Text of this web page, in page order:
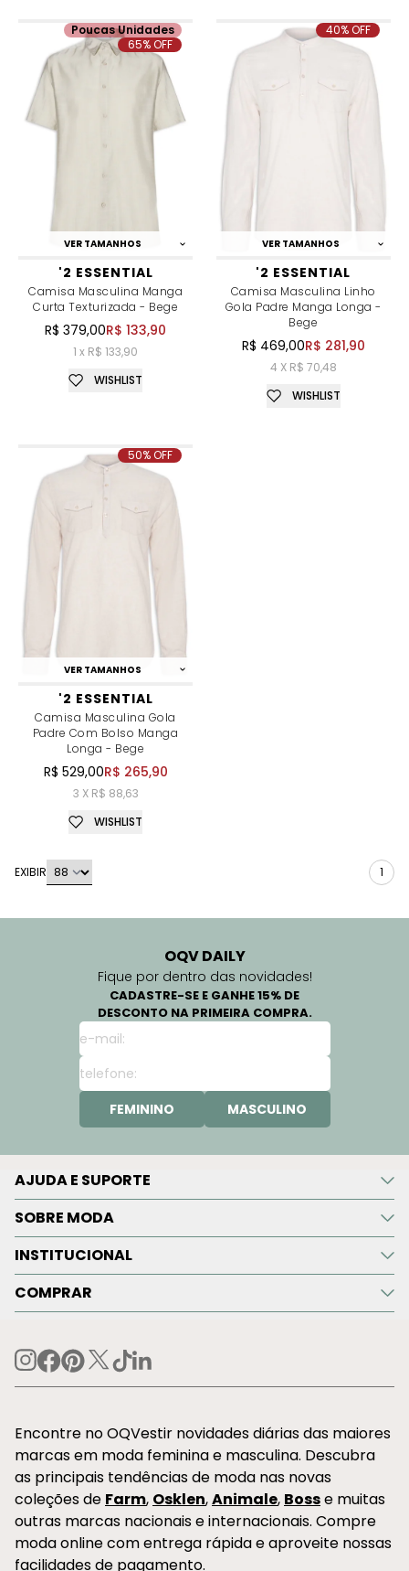
VER TAMANHOS
'2 ESSENTIAL
Camisa Masculina Manga
Curta Texturizada - Bege
R$ 379,00R$ 133,90
1 x R$ 133,90
Poucas Unidades
65% OFF
WISHLIST
VER TAMANHOS
'2 ESSENTIAL
Camisa Masculina Linho
Gola Padre Manga Longa -
Bege
R$ 469,00R$ 281,90
4 X R$ 70,48
40% OFF
WISHLIST
VER TAMANHOS
'2 ESSENTIAL
Camisa Masculina Gola
Padre Com Bolso Manga
Longa - Bege
R$ 529,00R$ 265,90
3 X R$ 88,63
50% OFF
WISHLIST
EXIBIR 1
OQV DAILY
Fique por dentro das novidades!
CADASTRE-SE E GANHE 15% DE
DESCONTO NA PRIMEIRA COMPRA.
FEMININO MASCULINO
AJUDA E SUPORTE
SOBRE MODA
INSTITUCIONAL
COMPRAR
Encontre no OQVestir novidades diárias das maiores
marcas em moda feminina e masculina. Descubra
as principais tendências de moda nas novas
coleções de Farm, Osklen,Animale, Bosse muitas
outras marcas nacionais e internacionais. Compre
moda online com entrega rápida e aproveite nossas
facilidades de pagamento.